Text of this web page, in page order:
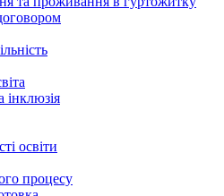
інклюзія
освіти
процесу